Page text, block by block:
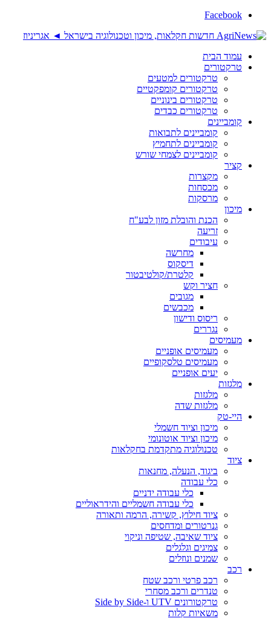
Facebook
עמוד הבית
טרקטורים
טרקטורים למטעים
טרקטורים קומפקטיים
טרקטורים בינוניים
טרקטורים כבדים
קומביינים
קומביינים לתבואות
קומביינים לתחמיץ
קומביינים לצמחי שורש
קציר
מקצרות
מכסחות
מרסקות
מיכון
הכנת והובלת מזון לבע"ח
זריעה
עיבודים
מחרשה
דיסקוס
קלטרת/קולטיבטור
חציר וקש
מגובים
מכבשים
ריסוס ודישון
נגררים
מעמיסים
מעמיסים אופניים
מעמיסים טלסקופיים
יעים אופניים
מלגזות
מלגזות
מלגזות שדה
היי-טק
מיכון וציוד חשמלי
מיכון וציוד אוטונומי
טכנולוגיה מתקדמת בחקלאות
ציוד
ביגוד, הנעלה, מחנאות
כלי עבודה
כלי עבודה ידניים
כלי עבודה חשמליים והידראוליים
ציוד חילוץ, קשירה, הרמה ותאורה
גנרטורים ומדחסים
ציוד שאיבה, שטיפה וניקוי
צמיגים וגלגלים
שמנים ונוזלים
רכב
רכב פרטי ורכב שטח
טנדרים ורכב מסחרי
טרקטורונים UTV ו-Side by Side
משאיות קלות